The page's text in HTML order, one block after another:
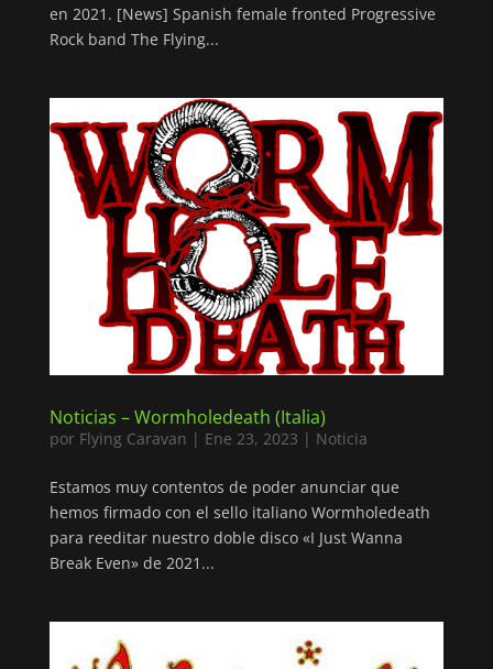
en 2021. [News] Spanish female fronted Progressive
Rock band The Flying...
Noticias – Wormholedeath (Italia)
por Flying Caravan | Ene 23, 2023 | Noticia
Estamos muy contentos de poder anunciar que
hemos firmado con el sello italiano Wormholedeath
para reeditar nuestro doble disco «I Just Wanna
Break Even» de 2021...